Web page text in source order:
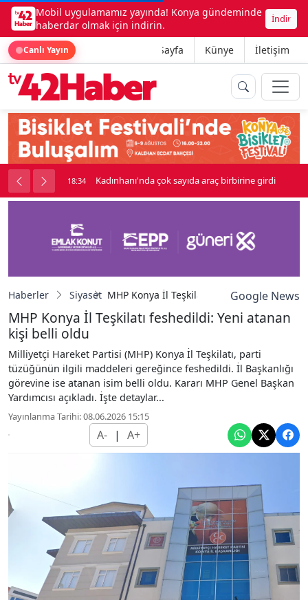
Mobil uygulamamız yayında! Konya gündeminde
haberdar olmak için indirin.
İndir
Canlı Yayın Ana Sayfa Künye İletişim
soygun 18:34 Kadınhanı'nda çok sayıda araç birbirine girdi
Haberler Siyaset MHP Konya İl Teşkilatı feshedildi: Yeni
Google News
MHP Konya İl Teşkilatı feshedildi: Yeni atanan
kişi belli oldu
Milliyetçi Hareket Partisi (MHP) Konya İl Teşkilatı, parti
tüzüğünün ilgili maddeleri gereğince feshedildi. İl Başkanlığı
görevine ise atanan isim belli oldu. Kararı MHP Genel Başkan
Yardımcısı açıkladı. İşte detaylar...
Yayınlanma Tarihi: 08.06.2026 15:15
A- | A+